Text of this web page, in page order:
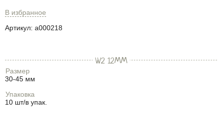
В избранное
Артикул: a000218
W2 12ММ
Размер
30-45 мм
Упаковка
10 шт/в упак.